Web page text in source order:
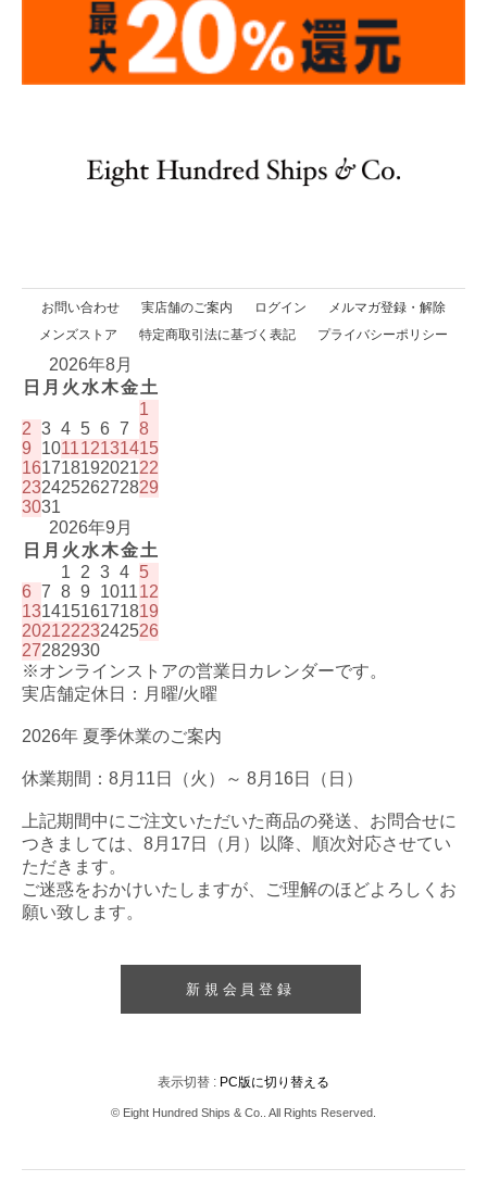
お問い合わせ 実店舗のご案内 ログイン
メルマガ登録・解除
メンズストア
特定商取引法に基づく表記 プライバシーポリシー
2026年8月
日 月 火 水木金土
1
2 3 4 5 6 7 8
9
101112131415
16171819202122
23242526272829
3031
2026年9月
日 月 火 水木金土
1
2 3 4 5
6 7 8 9 101112
13141516171819
20212223242526
27282930
※オンラインストアの営業日カレンダーです。
実店舗定休日：月曜/火曜
2026年 夏季休業のご案内
休業期間：8月11日（火）～ 8月16日（日）
上記期間中にご注文いただいた商品の発送、お問合せに
つきましては、8月17日（月）以降、順次対応させてい
ただきます。
ご迷惑をおかけいたしますが、ご理解のほどよろしくお
願い致します。
新規会員登録
表示切替 : PC版に切り替える
© Eight Hundred Ships & Co.. All Rights Reserved.